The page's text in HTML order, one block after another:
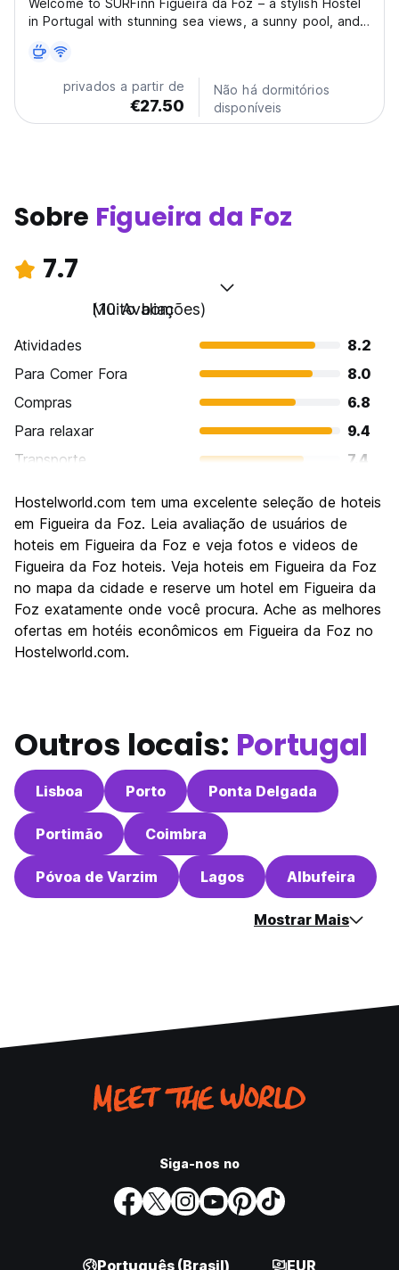
Welcome to SURFinn Figueira da Foz – a stylish Hostel
in Portugal with stunning sea views, a sunny pool, and
close to a natural park, it's the perfect mix of surf,
nature, and Portuguese culture. Whether...
privados a partir de
€27.50
Não há dormitórios
disponíveis
Sobre Figueira da Foz
7.7
Muito bom
(10 Avaliações)
Atividades
8.2
Para Comer Fora
8.0
Compras
6.8
Para relaxar
9.4
Transporte
7.4
Cultura
Festas / vida noturna
7.4
Custo-beneficio
8.4
Hostelworld.com tem uma excelente seleção de hoteis
em Figueira da Foz. Leia avaliação de usuários de
hoteis em Figueira da Foz e veja fotos e videos de
Figueira da Foz hoteis. Veja hoteis em Figueira da Foz
no mapa da cidade e reserve um hotel em Figueira da
Foz exatamente onde você procura. Ache as melhores
ofertas em hotéis econômicos em Figueira da Foz no
Hostelworld.com.
Outros locais: Portugal
Lisboa Porto Ponta Delgada
Portimão Coimbra
Póvoa de Varzim Lagos Albufeira
Mostrar Mais
Siga-nos no
Português (Brasil) EUR